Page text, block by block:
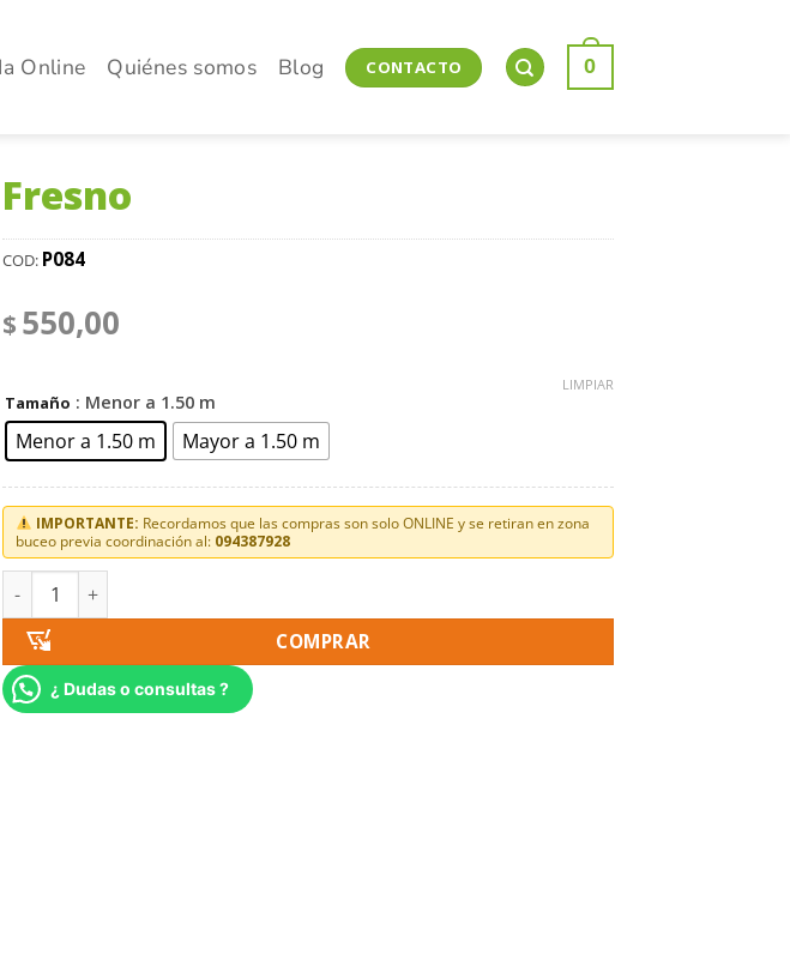
Online Quiénes somos Blog CONTACTO 0
Fresno
COD: P084
$ 550,00
Tamaño : Menor a 1.50 m
Menor a 1.50 m Mayor a 1.50 m
LIMPIAR
IMPORTANTE: Recordamos que las compras son solo ONLINE y se retiran en zona
buceo previa coordinación al: 094387928
COMPRAR
¿ Dudas o consultas ?